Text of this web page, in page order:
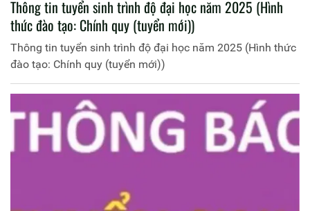
Thông tin tuyển sinh trình độ đại học năm 2025 (Hình
thức đào tạo: Chính quy (tuyển mới))
Thông tin tuyển sinh trình độ đại học năm 2025 (Hình thức
đào tạo: Chính quy (tuyển mới))